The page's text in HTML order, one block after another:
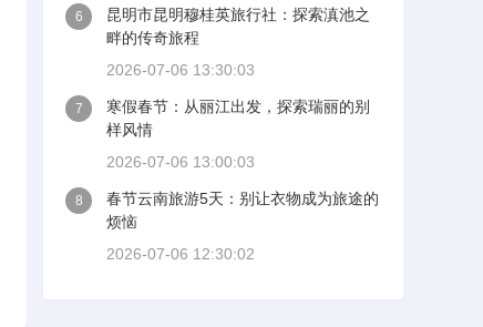
6
昆明市昆明穆桂英旅行社：探索滇池之
畔的传奇旅程
2026-07-06 13:30:03
7
寒假春节：从丽江出发，探索瑞丽的别
样风情
2026-07-06 13:00:03
8
春节云南旅游5天：别让衣物成为旅途的
烦恼
2026-07-06 12:30:02